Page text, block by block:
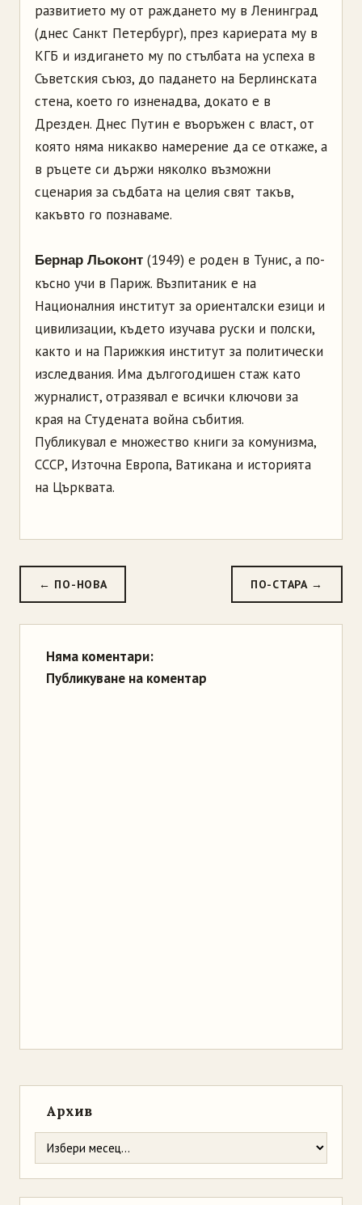
развитието му от раждането му в Ленинград
(днес Санкт Петербург), през кариерата му в
КГБ и издигането му по стълбата на успеха в
Съветския съюз, до падането на Берлинската
стена, което го изненадва, докато е в
Дрезден. Днес Путин е въоръжен с власт, от
която няма никакво намерение да се откаже, а
в ръцете си държи няколко възможни
сценария за съдбата на целия свят такъв,
какъвто го познаваме.
Бернар Льоконт (1949) е роден в Тунис, а по-
късно учи в Париж. Възпитаник е на
Националния институт за ориенталски езици и
цивилизации, където изучава руски и полски,
както и на Парижкия институт за политически
изследвания. Има дългогодишен стаж като
журналист, отразявал е всички ключови за
края на Студената война събития.
Публикувал е множество книги за комунизма,
СССР, Източна Европа, Ватикана и историята
на Църквата.
← ПО-НОВА ПО-СТАРА →
Няма коментари:
Публикуване на коментар
Архив